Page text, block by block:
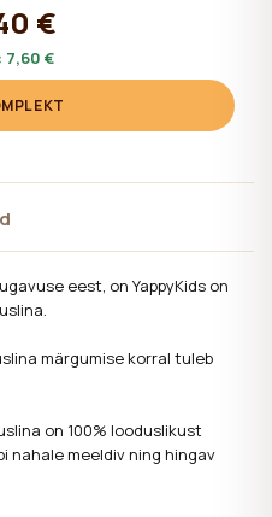
€
7,60 €
eest, on YappyKids on
märgumise korral tuleb
on 100% looduslikust
nahale meeldiv ning hingav